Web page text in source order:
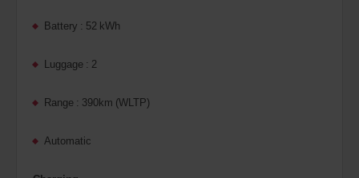
Battery : 52 kWh
Luggage : 2
Range : 390km (WLTP)
Automatic